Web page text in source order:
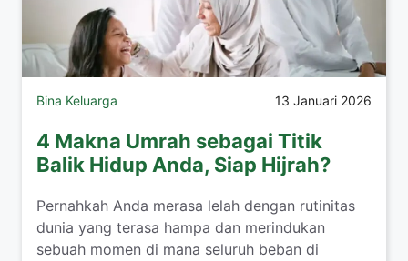
Bina Keluarga 13 Januari 2026
4 Makna Umrah sebagai Titik
Balik Hidup Anda, Siap Hijrah?
​Pernahkah Anda merasa lelah dengan rutinitas
dunia yang terasa hampa dan merindukan
sebuah momen di mana seluruh beban di